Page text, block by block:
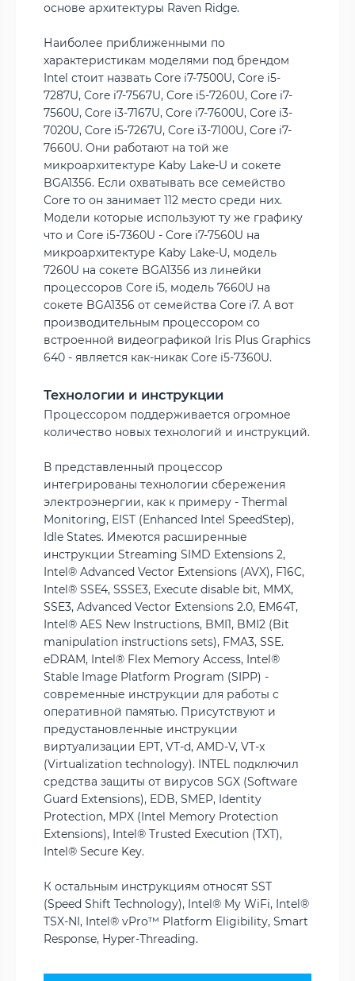
основе архитектуры Raven Ridge.
Наиболее приближенными по
характеристикам моделями под брендом
Intel стоит назвать Core i7-7500U, Core i5-
7287U, Core i7-7567U, Core i5-7260U, Core i7-
7560U, Core i3-7167U, Core i7-7600U, Core i3-
7020U, Core i5-7267U, Core i3-7100U, Core i7-
7660U. Они работают на той же
микроархитектуре Kaby Lake-U и сокете
BGA1356. Если охватывать все семейство
Core то он занимает 112 место среди них.
Модели которые используют ту же графику
что и Core i5-7360U - Core i7-7560U на
микроархитектуре Kaby Lake-U, модель
7260U на сокете BGA1356 из линейки
процессоров Core i5, модель 7660U на
сокете BGA1356 от семейства Core i7. А вот
производительным процессором со
встроенной видеографикой Iris Plus Graphics
640 - является как-никак Core i5-7360U.
Технологии и инструкции
Процессором поддерживается огромное
количество новых технологий и инструкций.
В представленный процессор
интегрированы технологии сбережения
электроэнергии, как к примеру - Thermal
Monitoring, EIST (Enhanced Intel SpeedStep),
Idle States. Имеются расширенные
инструкции Streaming SIMD Extensions 2,
Intel® Advanced Vector Extensions (AVX), F16C,
Intel® SSE4, SSSE3, Execute disable bit, MMX,
SSE3, Advanced Vector Extensions 2.0, EM64T,
Intel® AES New Instructions, BMI1, BMI2 (Bit
manipulation instructions sets), FMA3, SSE.
eDRAM, Intel® Flex Memory Access, Intel®
Stable Image Platform Program (SIPP) -
современные инструкции для работы с
оперативной памятью. Присутствуют и
предустановленные инструкции
виртуализации EPT, VT-d, AMD-V, VT-x
(Virtualization technology). INTEL подключил
средства защиты от вирусов SGX (Software
Guard Extensions), EDB, SMEP, Identity
Protection, MPX (Intel Memory Protection
Extensions), Intel® Trusted Execution (TXT),
Intel® Secure Key.
К остальным инструкциям относят SST
(Speed Shift Technology), Intel® My WiFi, Intel®
TSX-NI, Intel® vPro™ Platform Eligibility, Smart
Response, Hyper-Threading.